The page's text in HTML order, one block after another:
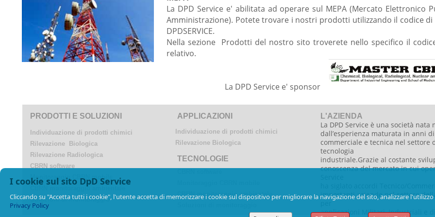
La DPD Service e' abilitata ad operare sul MEPA (Mercato Elettronico
Amministrazione). Potete trovare i nostri prodotti utilizzando il codice di
DPDSERVICE.
Nella sezione Prodotti del nostro sito troverete nello specifico il
relativo.
La DPD Service e' sponsor
PRODOTTI E SOLUZIONI APPLICAZIONI
TECNOLOGIE
L'AZIENDA
Individuazione di prodotti chimici
Rilevazione Biologica
Rilevazione Radiologica
CBRN software
Monitoraggio CBRN mobile
CBRN monitoraggio ambientale
Soluzioni di monitoraggio
Individuazione di prodotti chimici
Rilevazione Biologica
CBRN monitoraggio ambientale
La DPD Service è una società nata
dall’esperienza maturata in anni
commerciale e tecnica nel settore
tecnologia
industriale.Grazie al costante
conoscenza del mercato in cui
importanti aziende nel settore
applicazioni Militari, Industriali e di
I cookie sul sito DpD Service
Cliccando su "Accetta tutti i cookie", l'utente accetta di memorizzare i cookie sul dispositivo per migliorare la navigazione del sito, analizzare
Privacy Policy